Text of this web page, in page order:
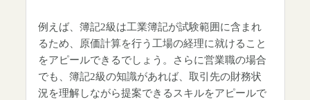
例えば、簿記2級は工業簿記が試験範囲に含まれ
るため、原価計算を行う工場の経理に就けること
をアピールできるでしょう。さらに営業職の場合
でも、簿記2級の知識があれば、取引先の財務状
況を理解しながら提案できるスキルをアピールで